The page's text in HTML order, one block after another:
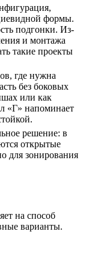
формы.
подгонки. Из-
и монтажа
такие проекты
где нужна
без боковых
или как
«Г» напоминает
решение: в
открытые
для зонирования
на способ
варианты.